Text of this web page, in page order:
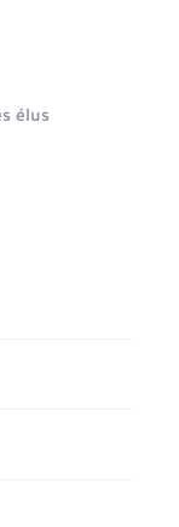
élus